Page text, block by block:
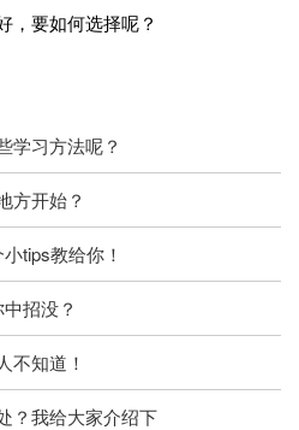
，要如何选择呢？
学习方法呢？
方开始？
tips教给你！
招没？
不知道！
？我给大家介绍下